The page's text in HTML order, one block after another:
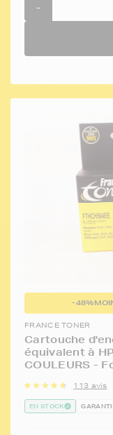
-
-48%
FRANCE TONER
Cartouche
équivalent à
COULEURS -
113 avis
EN STOCK